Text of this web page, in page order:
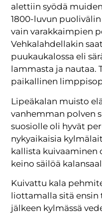
alettiin syödä
1800-luvun
vain varakkaimpien
Vehkalahdellakin
puukaukalossa eli
lammasta ja nautaa.
paikallinen
Lipeäkalan muisto
vanhemman polven
suosiolle oli hyvät
nykyaikaisia
kallista kuivaaminen
keino säilöä
Kuivattu kala
liottamalla sitä ensin
jälkeen kylmässä